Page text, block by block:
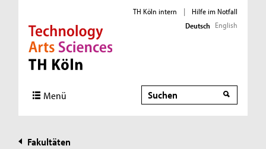
Direkt zur Hauptnavigation
Direkt zur Subnavigation
Direkt zum Inhalt
Direkt zum Fußbereich
TH Köln intern |
Hilfe im Notfall
Deutsch English
Menü Suche
Suche
Fakultäten